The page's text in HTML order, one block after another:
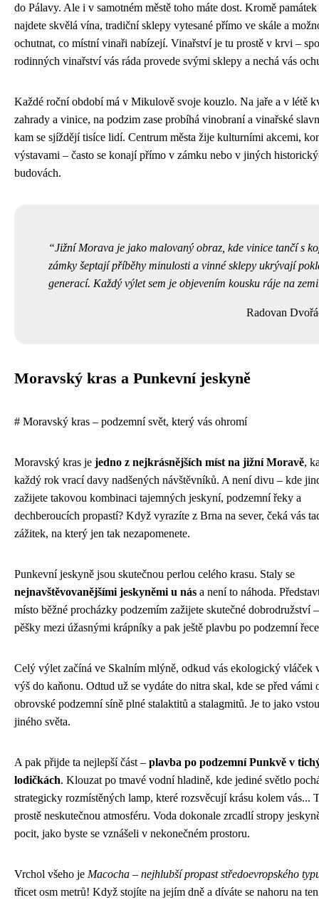
do Pálavy. Ale i v samotném městě toho máte dost. Kromě
najdete skvělá vína, tradiční sklepy vytesané přímo ve skále a
ochutnat, co místní vinaři nabízejí. Vinařství je tu prostě v krvi –
rodinných vinařství vás ráda provede svými sklepy a nechá vás
Každé roční období má v Mikulově svoje kouzlo. Na jaře a v létě
zahrady a vinice, na podzim zase probíhá vinobraní a vinařské
kam se sjíždějí tisíce lidí. Centrum města žije kulturními akcemi,
výstavami – často se konají přímo v zámku nebo v jiných
budovách.
Jižní Morava je jako malovaný obraz, kde vinice tančí s
zámky šeptají příběhy minulosti a vinné sklepy ukrývají
generací. Každý výlet sem je objevením kousku ráje na
Radovan
Moravský kras a Punkevní jeskyně
# Moravský kras – podzemní svět, který vás ohromí
Moravský kras je jedno z nejkrásnějších míst na jižní Moravě,
každý rok vrací davy nadšených návštěvníků. A není divu – kde
zažijete takovou kombinaci tajemných jeskyní, podzemní řeky a
dechberoucích propastí? Když vyrazíte z Brna na sever, čeká vás
zážitek, na který jen tak nezapomenete.
Punkevní jeskyně jsou skutečnou perlou celého krasu. Staly se
nejnavštěvovanějšími jeskyněmi u nás a není to náhoda.
místo běžné procházky podzemím zažijete skutečné dobrodružství
pěšky mezi úžasnými krápníky a pak ještě plavbu po podzemní
Celý výlet začíná ve Skalním mlýně, odkud vás ekologický vláček
výš do kaňonu. Odtud už se vydáte do nitra skal, kde se před vámi
obrovské podzemní síně plné stalaktitů a stalagmitů. Je to jako
jiného světa.
A pak přijde ta nejlepší část – plavba po podzemní Punkvě v
lodičkách. Klouzat po tmavé vodní hladině, kde jediné světlo
strategicky rozmístěných lamp, které rozsvěcují krásu kolem vás...
prostě neskutečnou atmosféru. Voda dokonale zrcadlí stropy
pocit, jako byste se vznášeli v nekonečném prostoru.
Vrchol všeho je Macocha – nejhlubší propast středoevropského
třicet osm metrů! Když stojíte na jejím dně a díváte se nahoru na